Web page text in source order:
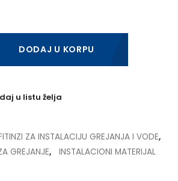
DODAJ U KORPU
u listu želja
ZA INSTALACIJU GREJANJA I VODE,
GREJANJE,
INSTALACIONI MATERIJAL